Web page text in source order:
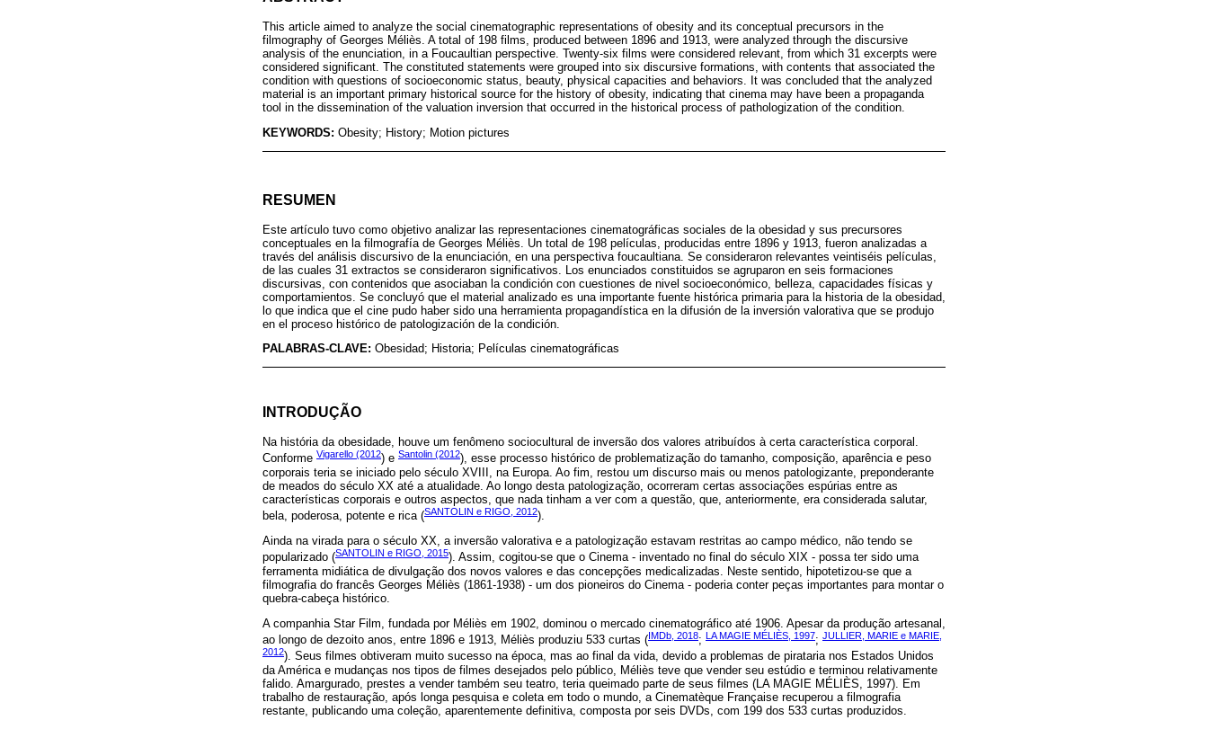
This article aimed to analyze the social cinematographic representations of obesity and its conceptual precursors in the
filmography of Georges Méliès. A total of 198 films, produced between 1896 and 1913, were analyzed through the discursive
analysis of the enunciation, in a Foucaultian perspective. Twenty-six films were considered relevant, from which 31 excerpts were
considered significant. The constituted statements were grouped into six discursive formations, with contents that associated the
condition with questions of socioeconomic status, beauty, physical capacities and behaviors. It was concluded that the analyzed
material is an important primary historical source for the history of obesity, indicating that cinema may have been a propaganda
tool in the dissemination of the valuation inversion that occurred in the historical process of pathologization of the condition.
KEYWORDS: Obesity; History; Motion pictures
RESUMEN
Este artículo tuvo como objetivo analizar las representaciones cinematográficas sociales de la obesidad y sus precursores
conceptuales en la filmografía de Georges Méliès. Un total de 198 películas, producidas entre 1896 y 1913, fueron analizadas a
través del análisis discursivo de la enunciación, en una perspectiva foucaultiana. Se consideraron relevantes veintiséis películas,
de las cuales 31 extractos se consideraron significativos. Los enunciados constituidos se agruparon en seis formaciones
discursivas, con contenidos que asociaban la condición con cuestiones de nivel socioeconómico, belleza, capacidades físicas y
comportamientos. Se concluyó que el material analizado es una importante fuente histórica primaria para la historia de la obesidad,
lo que indica que el cine pudo haber sido una herramienta propagandística en la difusión de la inversión valorativa que se produjo
en el proceso histórico de patologización de la condición.
PALABRAS-CLAVE: Obesidad; Historia; Películas cinematográficas
INTRODUÇÃO
Na história da obesidade, houve um fenômeno sociocultural de inversão dos valores atribuídos à certa característica corporal.
Conforme Vigarello (2012) e Santolin (2012), esse processo histórico de problematização do tamanho, composição, aparência e peso
corporais teria se iniciado pelo século XVIII, na Europa. Ao fim, restou um discurso mais ou menos patologizante, preponderante
de meados do século XX até a atualidade. Ao longo desta patologização, ocorreram certas associações espúrias entre as
características corporais e outros aspectos, que nada tinham a ver com a questão, que, anteriormente, era considerada salutar,
bela, poderosa, potente e rica (SANTOLIN e RIGO, 2012).
Ainda na virada para o século XX, a inversão valorativa e a patologização estavam restritas ao campo médico, não tendo se
popularizado (SANTOLIN e RIGO, 2015). Assim, cogitou-se que o Cinema - inventado no final do século XIX - possa ter sido uma
ferramenta midiática de divulgação dos novos valores e das concepções medicalizadas. Neste sentido, hipotetizou-se que a
filmografia do francês Georges Méliès (1861-1938) - um dos pioneiros do Cinema - poderia conter peças importantes para montar o
quebra-cabeça histórico.
A companhia Star Film, fundada por Méliès em 1902, dominou o mercado cinematográfico até 1906. Apesar da produção artesanal,
ao longo de dezoito anos, entre 1896 e 1913, Méliès produziu 533 curtas (IMDb, 2018; LA MAGIE MÉLIÈS, 1997; JULLIER, MARIE e MARIE,
2012). Seus filmes obtiveram muito sucesso na época, mas ao final da vida, devido a problemas de pirataria nos Estados Unidos
da América e mudanças nos tipos de filmes desejados pelo público, Méliès teve que vender seu estúdio e terminou relativamente
falido. Amargurado, prestes a vender também seu teatro, teria queimado parte de seus filmes (LA MAGIE MÉLIÈS, 1997). Em
trabalho de restauração, após longa pesquisa e coleta em todo o mundo, a Cinematèque Française recuperou a filmografia
restante, publicando uma coleção, aparentemente definitiva, composta por seis DVDs, com 199 dos 533 curtas produzidos.